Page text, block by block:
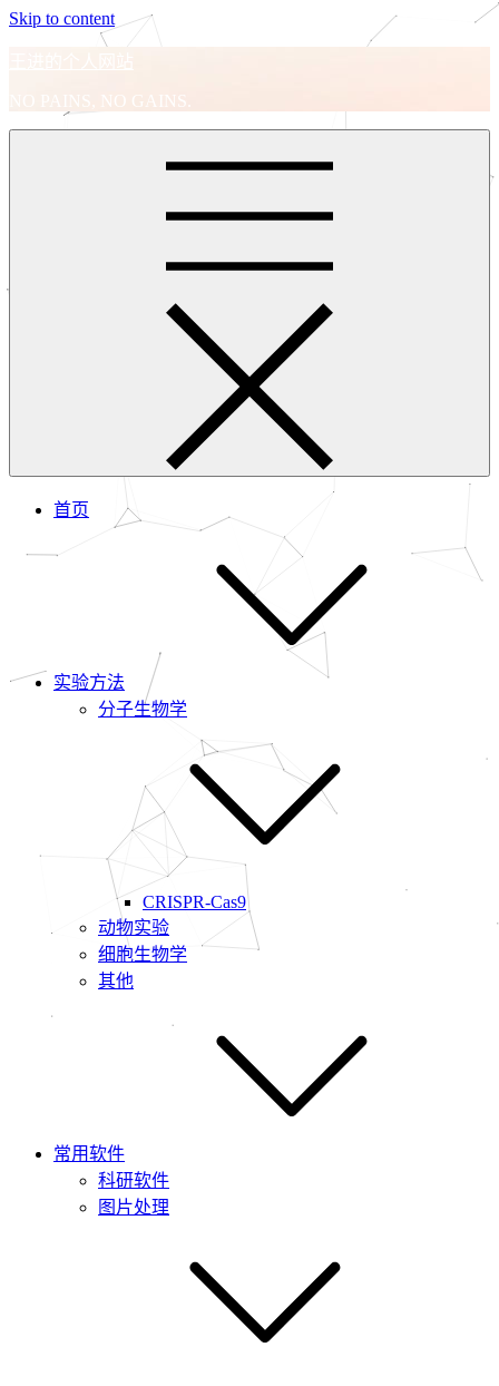
Skip to content
王进的个人网站
NO PAINS, NO GAINS.
首页
实验方法
分子生物学
CRISPR-Cas9
动物实验
细胞生物学
其他
常用软件
科研软件
图片处理